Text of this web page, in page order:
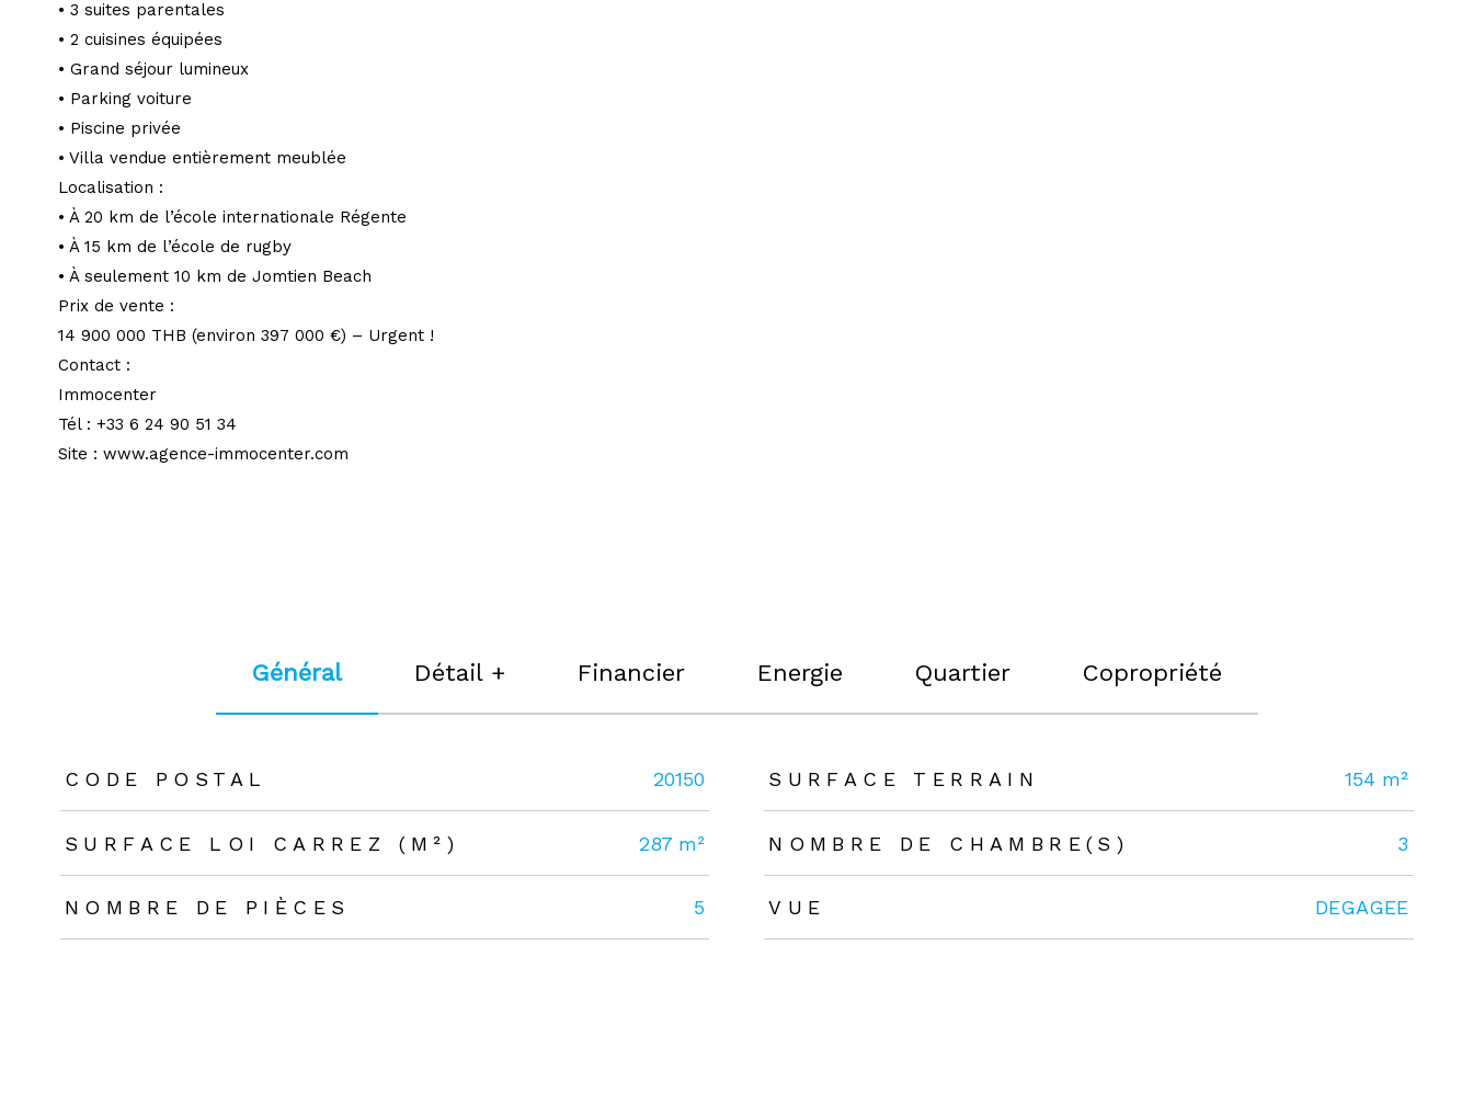
• 3 suites parentales
• 2 cuisines équipées
• Grand séjour lumineux
• Parking voiture
• Piscine privée
• Villa vendue entièrement meublée
Localisation :
• À 20 km de l’école internationale Régente
• À 15 km de l’école de rugby
• À seulement 10 km de Jomtien Beach
Prix de vente :
14 900 000 THB (environ 397 000 €) – Urgent !
Contact :
Immocenter
Tél : +33 6 24 90 51 34
Site : www.agence-immocenter.com
Général Détail + Financier Energie Quartier Copropriété
TRAD_ZEPHYR_Caracteristique
CODE POSTAL 20150 SURFACE TERRAIN 154 m²
SURFACE LOI CARREZ (M²) 287 m² NOMBRE DE CHAMBRE(S) 3
NOMBRE DE PIÈCES 5 VUE DEGAGEE